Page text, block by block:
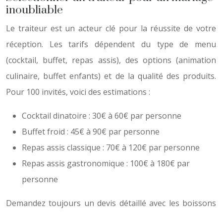
inoubliable
Le traiteur est un acteur clé pour la réussite de votre
réception. Les tarifs dépendent du type de menu
(cocktail, buffet, repas assis), des options (animation
culinaire, buffet enfants) et de la qualité des produits.
Pour 100 invités, voici des estimations :
Cocktail dinatoire : 30€ à 60€ par personne
Buffet froid : 45€ à 90€ par personne
Repas assis classique : 70€ à 120€ par personne
Repas assis gastronomique : 100€ à 180€ par
personne
Demandez toujours un devis détaillé avec les boissons